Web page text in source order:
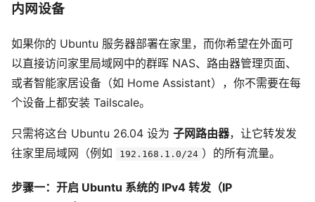
内网设备
如果你的 Ubuntu 服务器部署在家里，而你希望在外面可
以直接访问家里局域网中的群晖 NAS、路由器管理页面、
或者智能家居设备（如 Home Assistant），你不需要在每
个设备上都安装 Tailscale。
只需将这台 Ubuntu 26.04 设为 子网路由器，让它转发发
往家里局域网（例如
192.168.1.0/24 ）的所有流量。
步骤一：开启 Ubuntu 系统的 IPv4 转发（IP